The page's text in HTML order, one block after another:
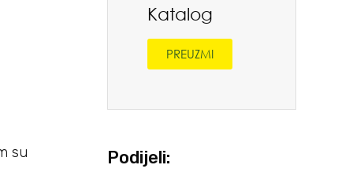
su
Katalog
PREUZMI
Podijeli: